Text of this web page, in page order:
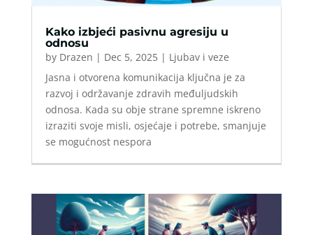
Kako izbjeći pasivnu agresiju u
odnosu
by Drazen | Dec 5, 2025| Ljubav i veze
Jasna i otvorena komunikacija ključna je za
razvoj i održavanje zdravih međuljudskih
odnosa. Kada su obje strane spremne iskreno
izraziti svoje misli, osjećaje i potrebe, smanjuje
se mogućnost nespora